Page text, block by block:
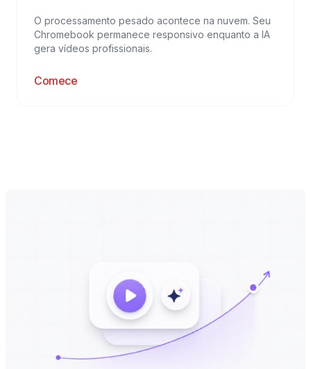
O processamento pesado acontece na nuvem. Seu
Chromebook permanece responsivo enquanto a IA
gera vídeos profissionais.
Comece